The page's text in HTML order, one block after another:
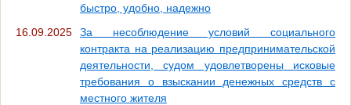
быстро, удобно, надежно
16.09.2025
За несоблюдение условий социального
контракта на реализацию предпринимательской
деятельности, судом удовлетворены исковые
требования о взыскании денежных средств с
местного жителя